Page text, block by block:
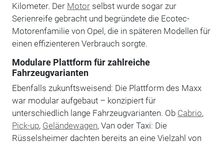
Kilometer. Der Motorselbst wurde sogar zur
Serienreife gebracht und begründete die Ecotec-
Motorenfamilie von Opel, die in späteren Modellen für
einen effizienteren Verbrauch sorgte.
Modulare Plattform für zahlreiche
Fahrzeugvarianten
Ebenfalls zukunftsweisend: Die Plattform des Maxx
war modular aufgebaut – konzipiert für
unterschiedlich lange Fahrzeugvarianten. Ob Cabrio,
Pick-up, Geländewagen, Van oder Taxi: Die
Rüsselsheimer dachten bereits an eine Vielzahl von